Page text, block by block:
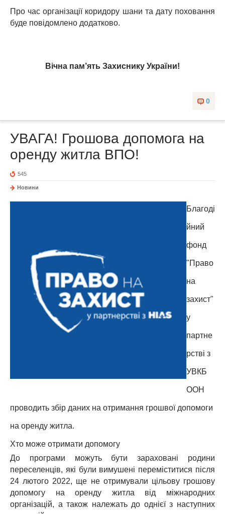
Про час організації коридору шани та дату поховання
буде повідомлено додатково.
Вічна пам’ять Захиснику України!
0
УВАГА! Грошова допомога на
оренду житла ВПО!
545
Новини
Благоді
йний
фонд
"Право
на
захист"
у
партне
рстві з
УВКБ
ООН
проводить збір даних на отримання грошвої допомоги
на оренду житла.
Хто може отримати допомогу
До програми можуть бути зараховані родини
переселенців, які були вимушені переміститися після
24 лютого 2022, ще не отримували цільову грошову
допомогу на оренду житла від міжнародних
організацій, а також належать до однієї з наступних